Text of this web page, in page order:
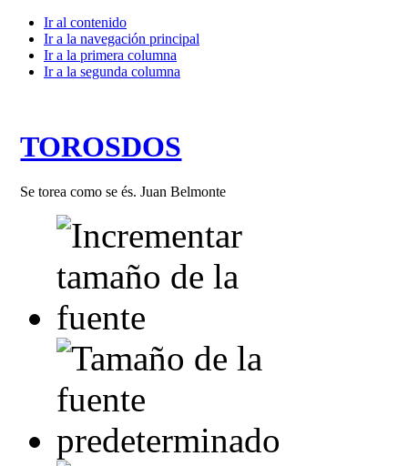
Ir al contenido
Ir a la navegación principal
Ir a la primera columna
Ir a la segunda columna
TOROSDOS
Se torea como se és. Juan Belmonte